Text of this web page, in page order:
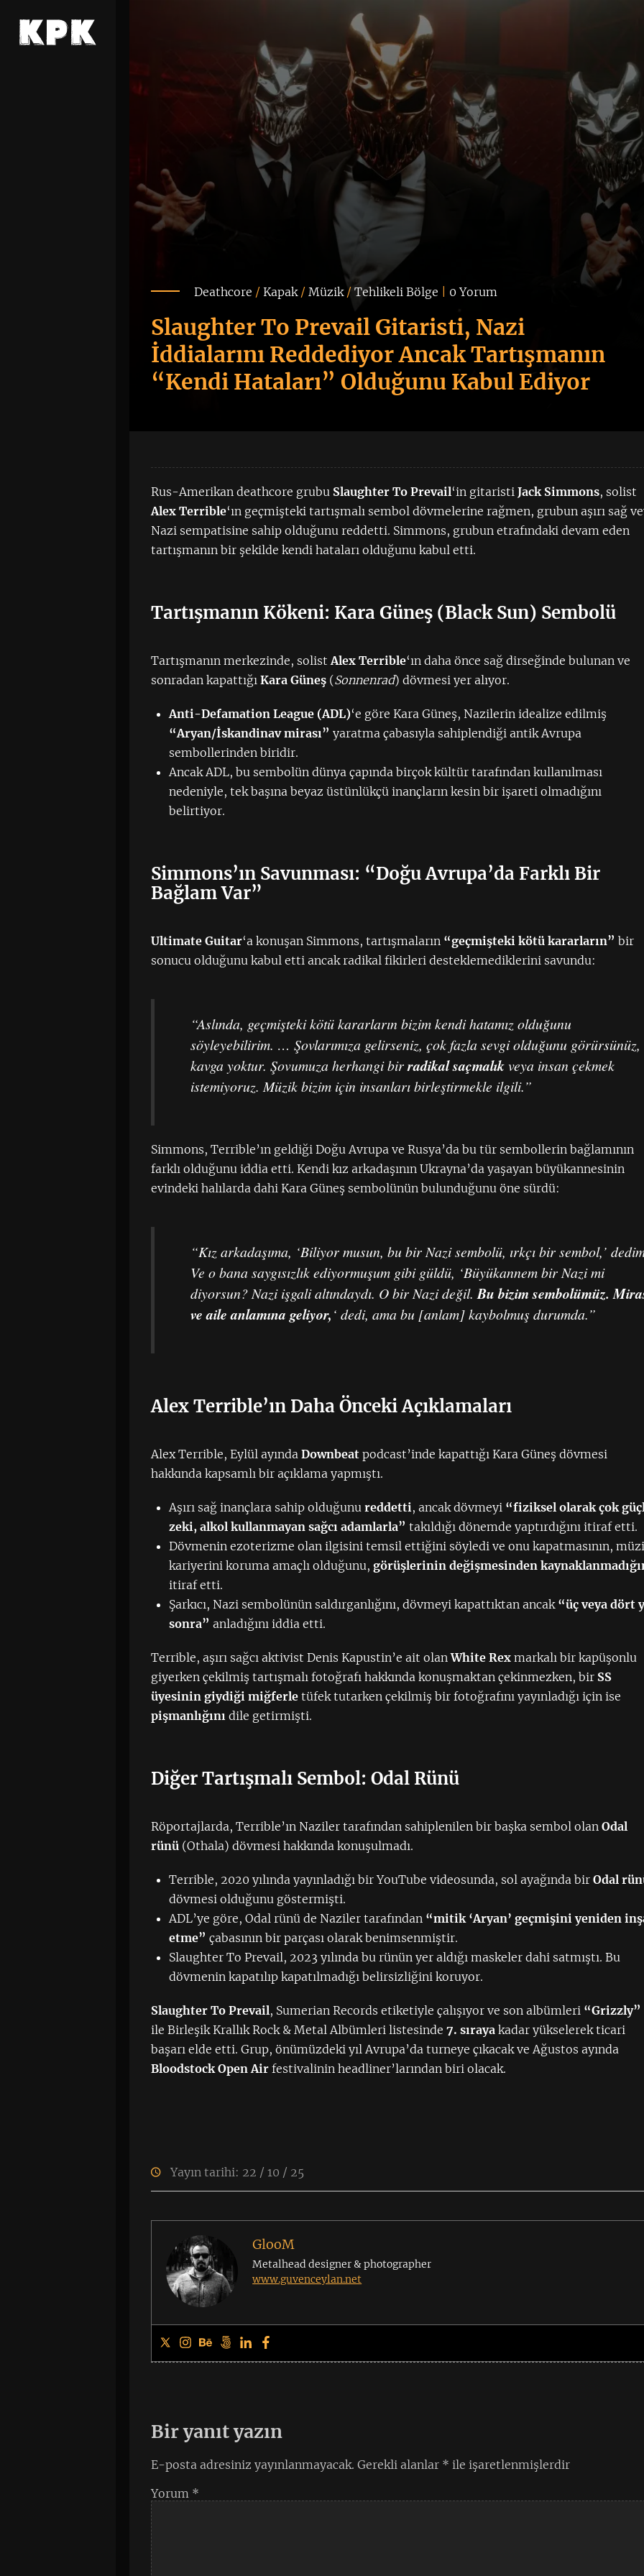
Deathcore /Kapak/Müzik/Tehlikeli Bölge 0 Yorum
Slaughter To Prevail Gitaristi, Nazi
İddialarını Reddediyor Ancak Tartışmanın
“Kendi Hataları” Olduğunu Kabul Ediyor
Rus-Amerikan deathcore grubu Slaughter To Prevail‘in gitaristiJack Simmons, solist
Alex Terrible‘ın geçmişteki tartışmalı sembol dövmelerine rağmen, grubun aşırı sağ
Nazi sempatisine sahip olduğunu reddetti. Simmons, grubun etrafındaki devam eden
tartışmanın bir şekilde kendi hataları olduğunu kabul etti.
Tartışmanın Kökeni: Kara Güneş (Black Sun) Sembolü
Tartışmanın merkezinde, solistAlex Terrible‘ın daha önce sağ dirseğinde bulunan ve
sonradan kapattığıKara Güneş (Sonnenrad) dövmesi yer alıyor.
Anti-Defamation League (ADL)‘e göre Kara Güneş, Nazilerin idealize edilmiş
“Aryan/İskandinav mirası” yaratma çabasıyla sahiplendiği antik Avrupa
sembollerinden biridir.
Ancak ADL, bu sembolün dünya çapında birçok kültür tarafından kullanılması
nedeniyle, tek başına beyaz üstünlükçü inançların kesin bir işareti olmadığını
belirtiyor.
Simmons’ın Savunması: “Doğu Avrupa’da Farklı Bir
Bağlam Var”
Ultimate Guitar‘a konuşan Simmons, tartışmaların “geçmişteki kötü kararların” bir
sonucu olduğunu kabul etti ancak radikal fikirleri desteklemediklerini savundu:
“Aslında, geçmişteki kötü kararların bizim kendi hatamız olduğunu
söyleyebilirim. … Şovlarımıza gelirseniz, çok fazla sevgi olduğunu görürsünüz,
kavga yoktur. Şovumuza herhangi birradikal saçmalıkveya insan çekmek
istemiyoruz. Müzik bizim için insanları birleştirmekle ilgili.”
Simmons, Terrible’ın geldiği Doğu Avrupa ve Rusya’da bu tür sembollerin bağlamının
farklı olduğunu iddia etti. Kendi kız arkadaşının Ukrayna’da yaşayan büyükannesinin
evindeki halılarda dahi Kara Güneş sembolünün bulunduğunu öne sürdü:
“Kız arkadaşıma, ‘Biliyor musun, bu bir Nazi sembolü, ırkçı bir sembol,’
Ve o bana saygısızlık ediyormuşum gibi güldü, ‘Büyükannem bir Nazi mi
diyorsun? Nazi işgali altındaydı. O bir Nazi değil.Bu bizim sembolümüz.
ve aile anlamına geliyor,‘ dedi, ama bu [anlam] kaybolmuş durumda.”
Alex Terrible’ın Daha Önceki Açıklamaları
Alex Terrible, Eylül ayındaDownbeat podcast’inde kapattığı Kara Güneş dövmesi
hakkında kapsamlı bir açıklama yapmıştı.
Aşırı sağ inançlara sahip olduğunureddetti, ancak dövmeyi “fiziksel olarak çok
zeki, alkol kullanmayan sağcı adamlarla” takıldığı dönemde yaptırdığını itiraf etti.
Dövmenin ezoterizme olan ilgisini temsil ettiğini söyledi ve onu kapatmasının,
kariyerini koruma amaçlı olduğunu,görüşlerinin değişmesinden
itiraf etti.
Şarkıcı, Nazi sembolünün saldırganlığını, dövmeyi kapattıktan ancak “üç veya dört
sonra” anladığını iddia etti.
Terrible, aşırı sağcı aktivist Denis Kapustin’e ait olanWhite Rex markalı bir kapüşonlu
giyerken çekilmiş tartışmalı fotoğrafı hakkında konuşmaktan çekinmezken, bir SS
üyesinin giydiği miğferle tüfek tutarken çekilmiş bir fotoğrafını yayınladığı için ise
pişmanlığını dile getirmişti.
Diğer Tartışmalı Sembol: Odal Rünü
Röportajlarda, Terrible’ın Naziler tarafından sahiplenilen bir başka sembol olanOdal
rünü (Othala) dövmesi hakkında konuşulmadı.
Terrible, 2020 yılında yayınladığı bir YouTube videosunda, sol ayağında birOdal
dövmesi olduğunu göstermişti.
ADL’ye göre, Odal rünü de Naziler tarafından “mitik ‘Aryan’ geçmişini yeniden
etme” çabasının bir parçası olarak benimsenmiştir.
Slaughter To Prevail, 2023 yılında bu rünün yer aldığı maskeler dahi satmıştı. Bu
dövmenin kapatılıp kapatılmadığı belirsizliğini koruyor.
Slaughter To Prevail, Sumerian Records etiketiyle çalışıyor ve son albümleri “Grizzly”
ile Birleşik Krallık Rock & Metal Albümleri listesinde7. sıraya kadar yükselerek ticari
başarı elde etti. Grup, önümüzdeki yıl Avrupa’da turneye çıkacak ve Ağustos ayında
Bloodstock Open Air festivalinin headliner’larından biri olacak.
Yayın tarihi: 22 / 10 / 25
GlooM
Metalhead designer & photographer
www.guvenceylan.net
Bir yanıt yazın
E-posta adresiniz yayınlanmayacak. Gerekli alanlar * ile işaretlenmişlerdir
Yorum *